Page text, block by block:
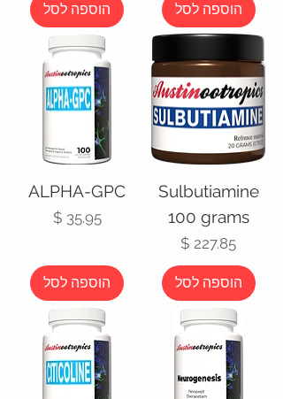
הוספה לסל הוספה לסל
Sulbutiamine
100 grams
מחיר
הוספה לסל
ALPHA-GPC
מחיר‏35.95 ‏$
הוספה לסל